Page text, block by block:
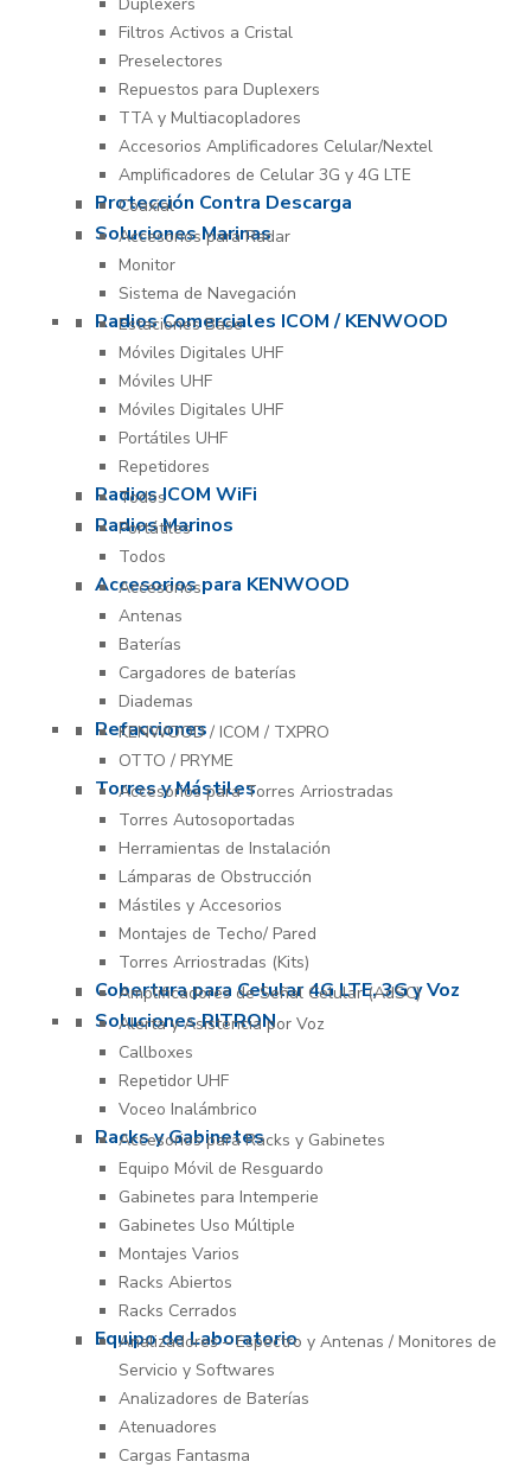
Filtros Activos a Cristal
Preselectores
Repuestos para Duplexers
TTA y Multiacopladores
Accesorios Amplificadores Celular/Nextel
Amplificadores de Celular 3G y 4G LTE
Protección Contra Descarga
Coaxial
Soluciones Marinas
Accesorios para Radar
Monitor
Sistema de Navegación
Radios Comerciales ICOM / KENWOOD
Estaciones Base
Móviles Digitales UHF
Móviles UHF
Móviles Digitales UHF
Portátiles UHF
Repetidores
Radios ICOM WiFi
Todos
Radios Marinos
Portátiles
Todos
Accesorios para KENWOOD
Accesorios
Antenas
Baterías
Cargadores de baterías
Diademas
Refacciones
KENWOOD / ICOM / TXPRO
OTTO / PRYME
Torres y Mástiles
Accesorios para Torres Arriostradas
Torres Autosoportadas
Herramientas de Instalación
Lámparas de Obstrucción
Mástiles y Accesorios
Montajes de Techo/ Pared
Torres Arriostradas (Kits)
Cobertura para Celular 4G LTE, 3G y Voz
Amplificadores de Señal Celular (AdSC)
Soluciones RITRON
Alerta y Asistencia por Voz
Callboxes
Repetidor UHF
Voceo Inalámbrico
Racks y Gabinetes
Accesorios para Racks y Gabinetes
Equipo Móvil de Resguardo
Gabinetes para Intemperie
Gabinetes Uso Múltiple
Montajes Varios
Racks Abiertos
Racks Cerrados
Equipo de Laboratorio
Analizadores – Espectro y Antenas / Monitores de
Servicio y Softwares
Analizadores de Baterías
Atenuadores
Cargas Fantasma